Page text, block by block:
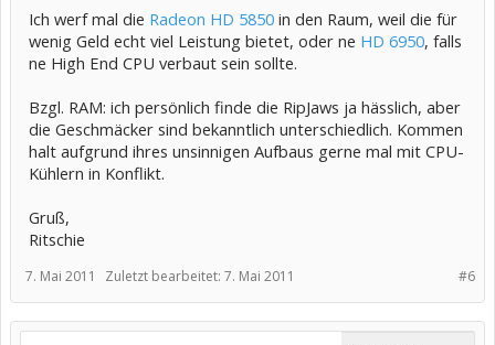
Ich werf mal die Radeon HD 5850 in den Raum, weil die für
wenig Geld echt viel Leistung bietet, oder ne HD 6950, falls
ne High End CPU verbaut sein sollte.
Bzgl. RAM: ich persönlich finde die RipJaws ja hässlich, aber
die Geschmäcker sind bekanntlich unterschiedlich. Kommen
halt aufgrund ihres unsinnigen Aufbaus gerne mal mit CPU-
Kühlern in Konflikt.
Gruß,
Ritschie
#6
7. Mai 2011 Zuletzt bearbeitet: 7. Mai 2011